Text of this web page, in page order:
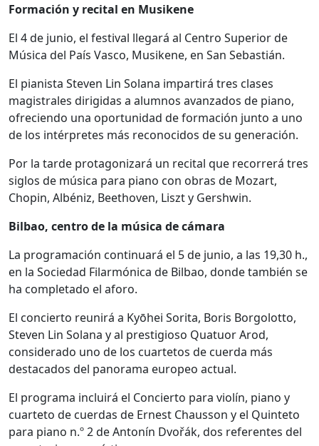
Formación y recital en Musikene
El 4 de junio, el festival llegará al Centro Superior de
Música del País Vasco, Musikene, en San Sebastián.
El pianista Steven Lin Solana impartirá tres clases
magistrales dirigidas a alumnos avanzados de piano,
ofreciendo una oportunidad de formación junto a uno
de los intérpretes más reconocidos de su generación.
Por la tarde protagonizará un recital que recorrerá tres
siglos de música para piano con obras de Mozart,
Chopin, Albéniz, Beethoven, Liszt y Gershwin.
Bilbao, centro de la música de cámara
La programación continuará el 5 de junio, a las 19,30 h.,
en la Sociedad Filarmónica de Bilbao, donde también se
ha completado el aforo.
El concierto reunirá a Kyōhei Sorita, Boris Borgolotto,
Steven Lin Solana y al prestigioso Quatuor Arod,
considerado uno de los cuartetos de cuerda más
destacados del panorama europeo actual.
El programa incluirá el Concierto para violín, piano y
cuarteto de cuerdas de Ernest Chausson y el Quinteto
para piano n.º 2 de Antonín Dvořák, dos referentes del